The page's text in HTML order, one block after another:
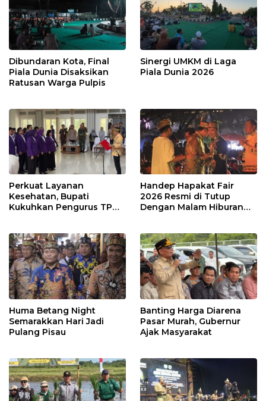
Dibundaran Kota, Final
Piala Dunia Disaksikan
Ratusan Warga Pulpis
Sinergi UMKM di Laga
Piala Dunia 2026
Perkuat Layanan
Kesehatan, Bupati
Kukuhkan Pengurus TP
Handep Hapakat Fair
2026 Resmi di Tutup
Dengan Malam Hiburan
Huma Betang Night
Semarakkan Hari Jadi
Pulang Pisau
Banting Harga Diarena
Pasar Murah, Gubernur
Ajak Masyarakat